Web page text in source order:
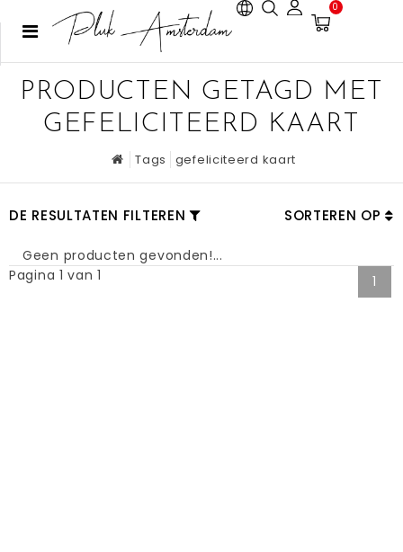
0
PRODUCTEN GETAGD MET
GEFELICITEERD KAART
Tags gefeliciteerd kaart
DE RESULTATEN FILTEREN SORTEREN OP
Geen producten gevonden!...
Pagina 1 van 1
1